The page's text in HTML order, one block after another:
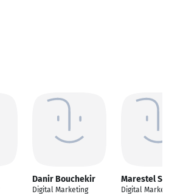
Danir Bouchekir
Digital Marketing
Marestel
Digital Marketer,